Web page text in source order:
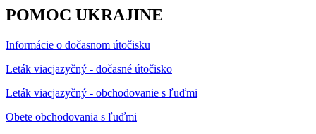
POMOC UKRAJINE
Informácie o dočasnom útočisku
Leták viacjazyčný - dočasné útočisko
Leták viacjazyčný - obchodovanie s ľuďmi
Obete obchodovania s ľuďmi